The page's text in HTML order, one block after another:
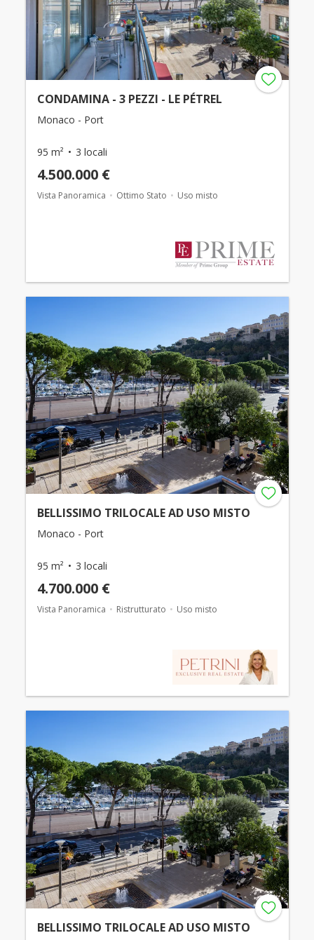
CONDAMINA - 3 PEZZI - LE PÉTREL
Monaco - Port
95 m² 3 locali
4.500.000 €
Vista Panoramica Ottimo Stato Uso misto
BELLISSIMO TRILOCALE AD USO MISTO
Monaco - Port
95 m² 3 locali
4.700.000 €
Vista Panoramica Ristrutturato Uso misto
BELLISSIMO TRILOCALE AD USO MISTO